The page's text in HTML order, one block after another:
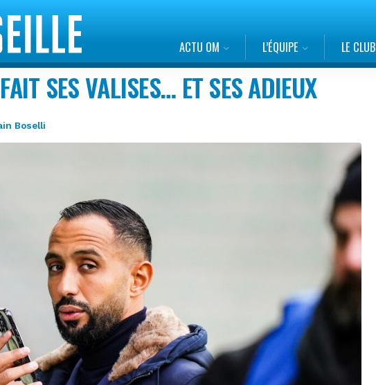
ACTU OM L’ÉQUIPE LE CLUB
SES VALISES… ET SES ADIEUX
Boselli